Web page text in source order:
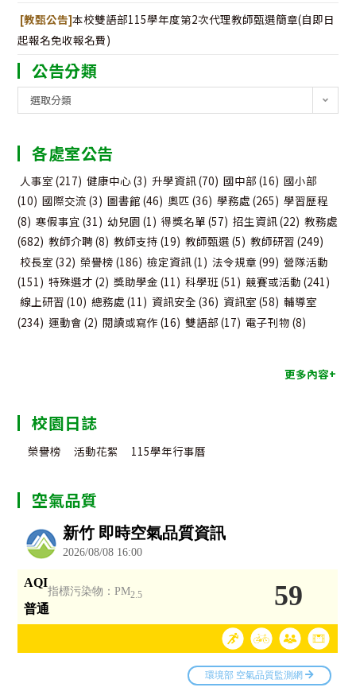
[教甄公告]本校雙語部115學年度第2次代理教師甄選簡章(自即日
起報名免收報名費)
公告分類
告
類
選取分類
各處室公告
人事室 (217) 健康中心(3) 升學資訊(70) 國中部 (16) 國小部
(10) 國際交流 (3) 圖書館 (46) 奧匹 (36) 學務處 (265) 學習歷程
(8) 寒假事宜 (31) 幼兒園 (1) 得獎名單 (57) 招生資訊(22) 教務處
(682) 教師介聘(8) 教師支持 (19) 教師甄選 (5) 教師研習 (249)
校長室 (32) 榮譽榜 (186) 檢定資訊(1) 法令規章 (99) 營隊活動
(151) 特殊選才 (2) 獎助學金 (11) 科學班(51) 競賽或活動 (241)
線上研習 (10) 總務處 (11) 資訊安全 (36) 資訊室 (58) 輔導室
(234) 運動會 (2) 閱讀或寫作 (16) 雙語部 (17) 電子刊物 (8)
更多內容+
校園日誌
榮譽榜 活動花絮 115學年行事曆
空氣品質